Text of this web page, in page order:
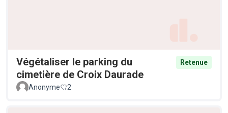
Végétaliser le parking du
cimetière de Croix Daurade
Retenue
Anonyme 2